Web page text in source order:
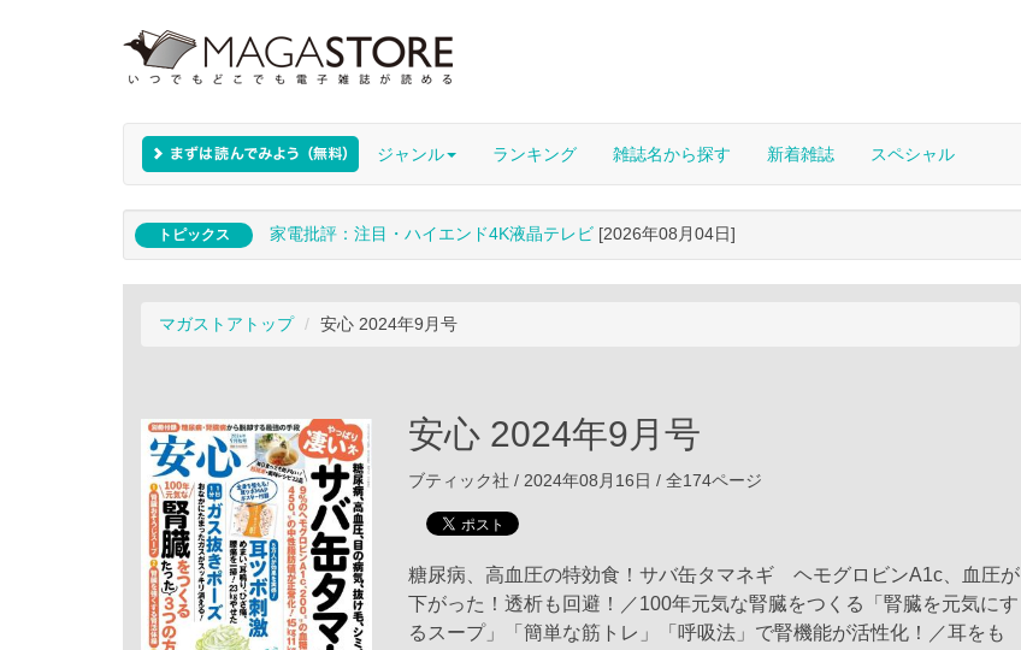
ジャンル ランキング 雑誌名から探す 新着雑誌 スペシャル
トピックス 家電批評：注目・ハイエンド4K液晶テレビ [2026年08月04日]
マガストアトップ 安心 2024年9月号
安心 2024年9月号
ブティック社 / 2024年08月16日 / 全174ページ
糖尿病、高血圧の特効食！サバ缶タマネギ ヘモグロビンA1c、血圧が
下がった！透析も回避！／100年元気な腎臓をつくる「腎臓を元気にす
るスープ」「簡単な筋トレ」「呼吸法」で腎機能が活性化！／耳をも